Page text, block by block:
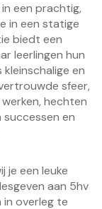
een prachtig,
in een statige
biedt een
leerlingen hun
en
sfeer,
hechten
successen en
je een leuke
aan 5hv
in overleg te